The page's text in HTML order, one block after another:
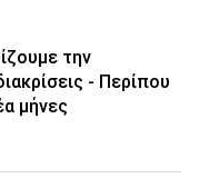
την
- Περίπου
μήνες